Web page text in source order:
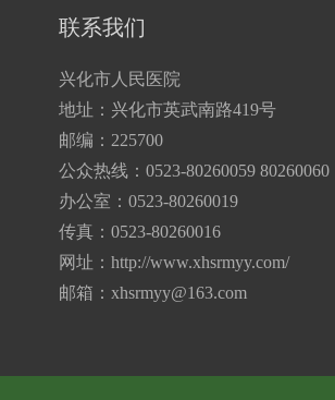
联系我们
兴化市人民医院
地址：兴化市英武南路419号
邮编：225700
公众热线：0523-80260059 80260060
办公室：0523-80260019
传真：0523-80260016
网址：http://www.xhsrmyy.com/
邮箱： xhsrmyy@163.com